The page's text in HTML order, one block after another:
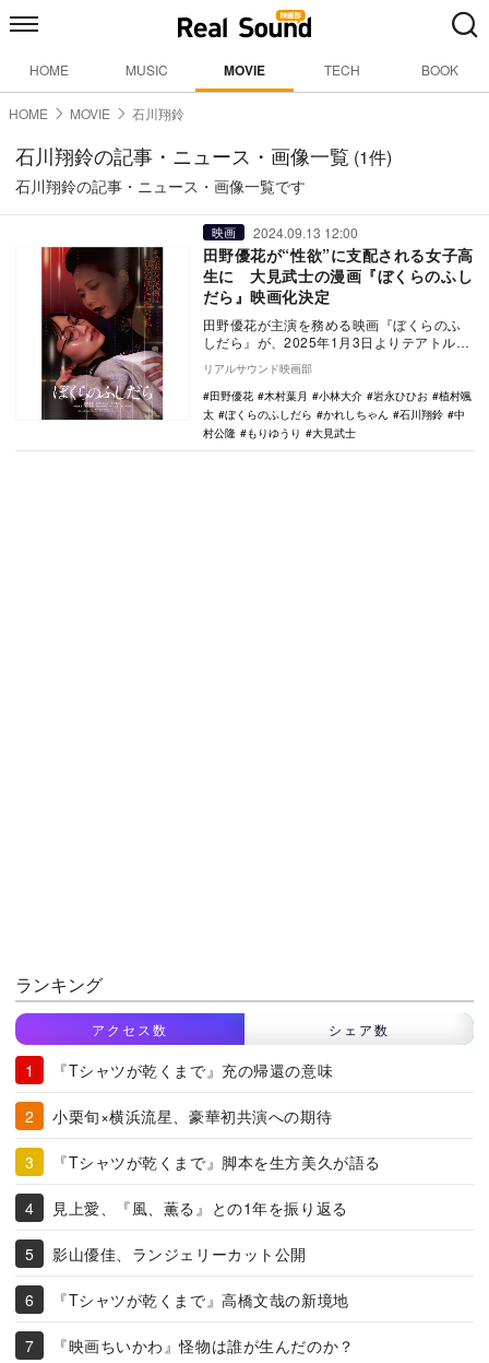
HOME MUSIC MOVIE TECH BOOK
HOME MOVIE 石川翔鈴
石川翔鈴の記事・ニュース・画像一覧 (1件)
石川翔鈴の記事・ニュース・画像一覧です
映画 2024.09.13 12:00
田野優花が“性欲”に支配される女子高
生に 大見武士の漫画『ぼくらのふし
だら』映画化決定
田野優花が主演を務める映画『ぼくらのふ
しだら』が、2025年1月3日よりテアトル新
宿ほかにて全国順次公開されることが決定
した。 …
リアルサウンド映画部
田野優花
木村葉月 小林大介 岩永ひひお
植村颯
太
ぼくらのふしだら かれしちゃん 石川翔鈴
中
村公隆
もりゆうり 大見武士
ランキング
アクセス数 シェア数
『Tシャツが乾くまで』充の帰還の意味
小栗旬×横浜流星、豪華初共演への期待
『Tシャツが乾くまで』脚本を生方美久が語る
見上愛、『風、薫る』との1年を振り返る
影山優佳、ランジェリーカット公開
『Tシャツが乾くまで』高橋文哉の新境地
『映画ちいかわ』怪物は誰が生んだのか？